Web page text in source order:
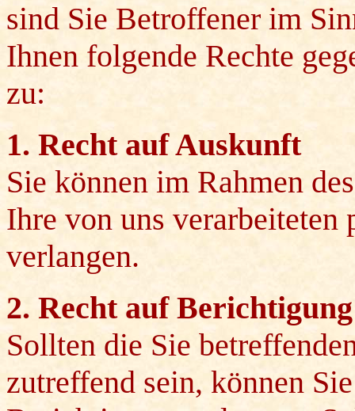
sind Sie Betroffener im
Ihnen folgende Rechte
zu:
1. Recht auf Auskunft
Sie können im Rahmen
Ihre von uns verarbeiteten
verlangen.
2. Recht auf Berichtigung
Sollten die Sie
zutreffend sein, können